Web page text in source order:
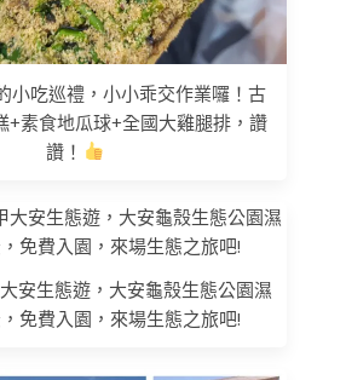
小吃巡禮，小小乖交作業囉！古
+素食地瓜球+全國大雞腿排，讚
讚！
安生態遊，大安龜殼生態公園濕
免費入園，來場生態之旅吧!